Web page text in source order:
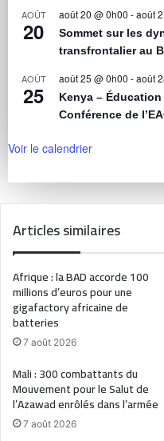
AOÛT
20
août 20 @ 0h00 -août
Sommet sur les
transfrontalier au
AOÛT
25
août 25 @ 0h00 -août
Kenya –
Conférence de
Voir le calendrier
Articles similaires
Afrique : la BAD accorde 100
millions d’euros pour une
gigafactory africaine de
batteries
7 août 2026
Mali : 300 combattants du
Mouvement pour le Salut de
l’Azawad enrôlés dans l’armée
7 août 2026